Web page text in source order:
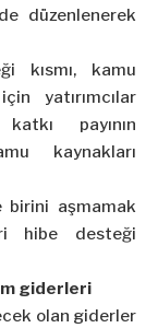
düzenlenerek
kısmı, kamu
yatırımcılar
payının
kaynakları
birini aşmamak
hibe desteği
giderleri
olan giderler